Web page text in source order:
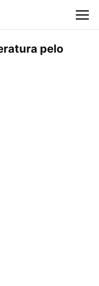
pelo